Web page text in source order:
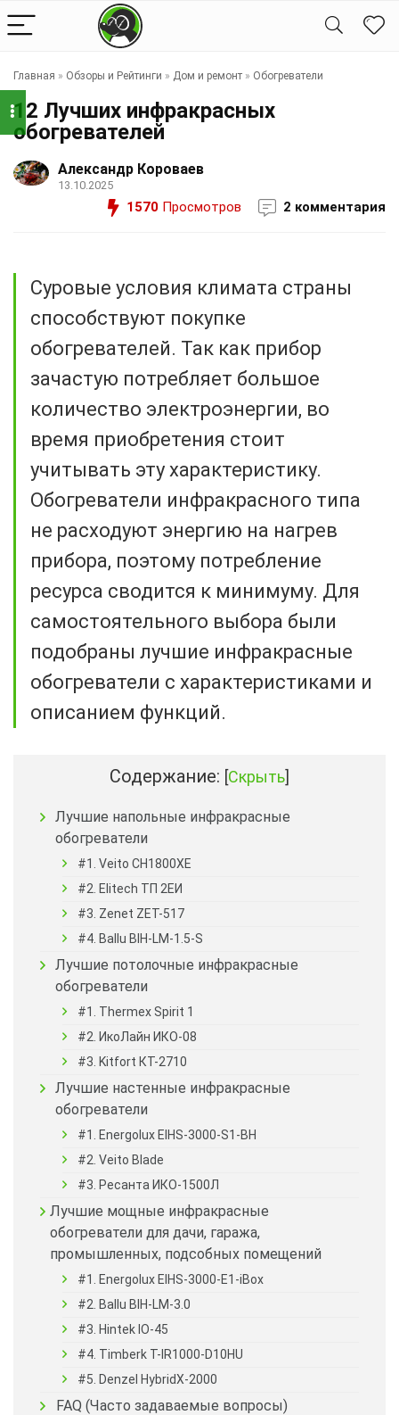
Главная » Обзоры и Рейтинги » Дом и ремонт » Обогреватели
12 Лучших инфракрасных
обогревателей
Александр Короваев
13.10.2025
1570 Просмотров 2 комментария
Суровые условия климата страны
способствуют покупке
обогревателей. Так как прибор
зачастую потребляет большое
количество электроэнергии, во
время приобретения стоит
учитывать эту характеристику.
Обогреватели инфракрасного типа
не расходуют энергию на нагрев
прибора, поэтому потребление
ресурса сводится к минимуму. Для
самостоятельного выбора были
подобраны лучшие инфракрасные
обогреватели с характеристиками и
описанием функций.
Содержание: [Скрыть]
Лучшие напольные инфракрасные
обогреватели
#1. Veito CH1800XE
#2. Elitech ТП 2ЕИ
#3. Zenet ZET-517
#4. Ballu BIH-LM-1.5-S
Лучшие потолочные инфракрасные
обогреватели
#1. Thermex Spirit 1
#2. ИкоЛайн ИКО-08
#3. Kitfort КТ-2710
Лучшие настенные инфракрасные
обогреватели
#1. Energolux EIHS-3000-S1-BH
#2. Veito Blade
#3. Ресанта ИКО-1500Л
Лучшие мощные инфракрасные
обогреватели для дачи, гаража,
промышленных, подсобных помещений
#1. Energolux EIHS-3000-E1-iBox
#2. Ballu BIH-LM-3.0
#3. Hintek IO-45
#4. Timberk T-IR1000-D10HU
#5. Denzel HybridX-2000
FAQ (Часто задаваемые вопросы)